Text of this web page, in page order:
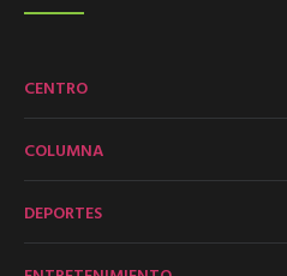
CENTRO
COLUMNA
DEPORTES